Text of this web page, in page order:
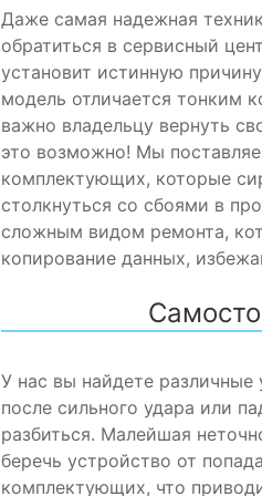
Даже самая надежная
обратиться в сервисный
установит истинную
модель отличается тонким
важно владельцу вернуть
это возможно! Мы
комплектующих, которые
столкнуться со сбоями в
сложным видом ремонта,
копирование данных,
У нас вы найдете
после сильного удара или
разбиться. Малейшая
беречь устройство от
комплектующих, что